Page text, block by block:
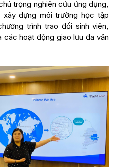
trọng nghiên cứu ứng dụng,
xây dựng môi trường học tập
trình trao đổi sinh viên,
các hoạt động giao lưu đa văn